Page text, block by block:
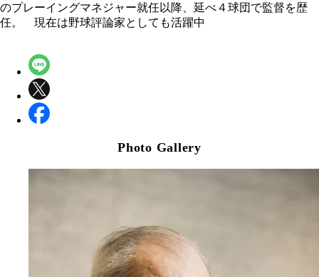
のプレーイングマネジャー就任以降、延べ４球団で監督を歴
任。 現在は野球評論家としても活躍中
Photo Gallery